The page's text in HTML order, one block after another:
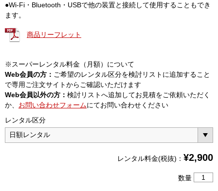
●Wi-Fi・Bluetooth・USBで他の装置と接続して使用することもでき
ます。
商品リーフレット
※スーパーレンタル料金（月額）について
Web会員の方： ご希望のレンタル区分を検討リストに追加すること
で専用ご注文サイトからご確認いただけます
Web会員以外の方： 検討リストへ追加してお見積をご依頼いただく
か、 お問い合わせフォームにてお問い合わせください
レンタル区分
レンタル料金(税抜)： ¥2,900
数量